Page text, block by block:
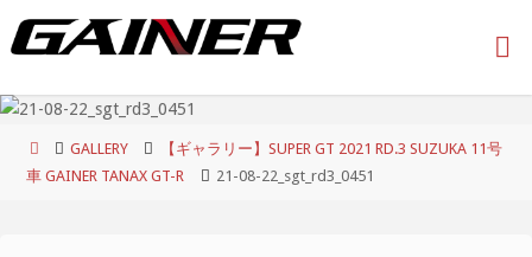
ン
ン
ホ
ー
GALLERY
【ギャラリー】SUPER GT 2021 RD.3 SUZUKA 11号
車 GAINER TANAX GT-R
21-08-22_sgt_rd3_0451